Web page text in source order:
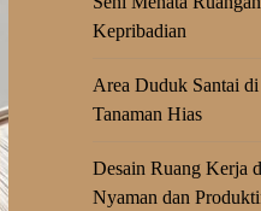
Kepribadian
Area Duduk Santai
Tanaman Hias
Desain Ruang Kerja
Nyaman dan